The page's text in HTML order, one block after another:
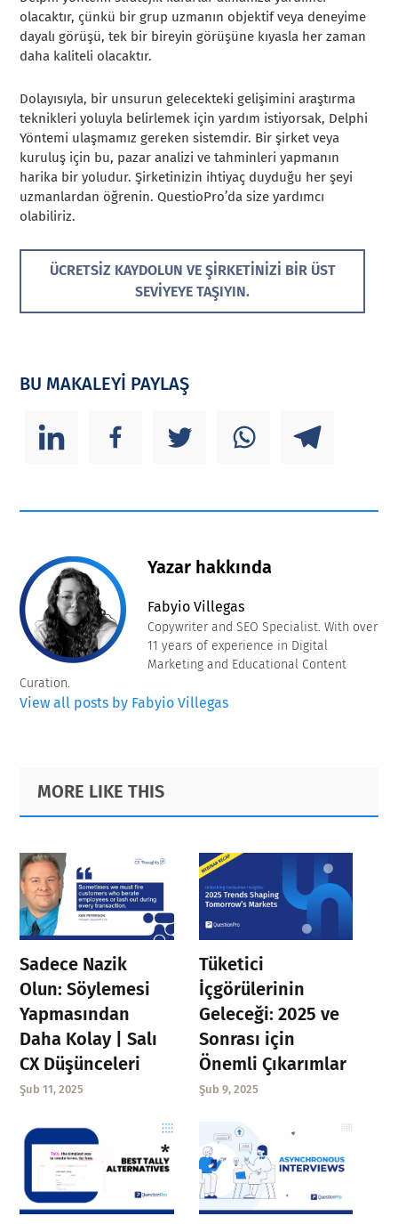
olacaktır, çünkü bir grup uzmanın objektif veya deneyime
dayalı görüşü, tek bir bireyin görüşüne kıyasla her zaman
daha kaliteli olacaktır.
Dolayısıyla, bir unsurun gelecekteki gelişimini araştırma
teknikleri yoluyla belirlemek için yardım istiyorsak, Delphi
Yöntemi ulaşmamız gereken sistemdir. Bir şirket veya
kuruluş için bu, pazar analizi ve tahminleri yapmanın
harika bir yoludur. Şirketinizin ihtiyaç duyduğu her şeyi
uzmanlardan öğrenin. QuestioPro’da size yardımcı
olabiliriz.
ÜCRETSIZ KAYDOLUN VE ŞIRKETINIZI BIR ÜST
SEVIYEYE TAŞIYIN.
BU MAKALEYİ PAYLAŞ
Yazar hakkında
Fabyio Villegas
Copywriter and SEO Specialist. With over
11 years of experience in Digital
Marketing and Educational Content
Curation.
View all posts by Fabyio Villegas
Primary
Sidebar
Footer
MORE LIKE THIS
Sadece Nazik
Olun: Söylemesi
Yapmasından
Daha Kolay | Salı
CX Düşünceleri
Şub 11, 2025
Tüketici
İçgörülerinin
Geleceği: 2025 ve
Sonrası için
Önemli Çıkarımlar
Şub 9, 2025